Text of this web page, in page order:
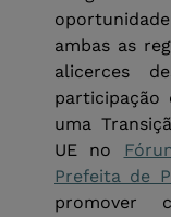
ambas as
alicerces
participação
uma
UE no
Prefeita de
promover